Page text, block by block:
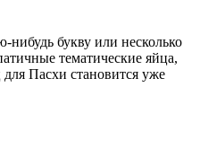
нибудь букву или несколько
тематические яйца,
Пасхи становится уже